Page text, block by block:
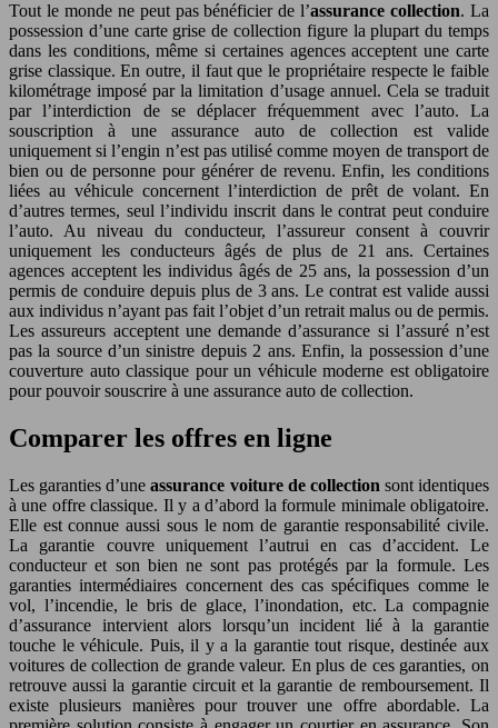
Tout le monde ne peut pas bénéficier de l’assurance collection. La
possession d’une carte grise de collection figure la plupart du temps
dans les conditions, même si certaines agences acceptent une carte
grise classique. En outre, il faut que le propriétaire respecte le faible
kilométrage imposé par la limitation d’usage annuel. Cela se traduit
par l’interdiction de se déplacer fréquemment avec l’auto. La
souscription à une assurance auto de collection est valide
uniquement si l’engin n’est pas utilisé comme moyen de transport de
bien ou de personne pour générer de revenu. Enfin, les conditions
liées au véhicule concernent l’interdiction de prêt de volant. En
d’autres termes, seul l’individu inscrit dans le contrat peut conduire
l’auto. Au niveau du conducteur, l’assureur consent à couvrir
uniquement les conducteurs âgés de plus de 21 ans. Certaines
agences acceptent les individus âgés de 25 ans, la possession d’un
permis de conduire depuis plus de 3 ans. Le contrat est valide aussi
aux individus n’ayant pas fait l’objet d’un retrait malus ou de permis.
Les assureurs acceptent une demande d’assurance si l’assuré n’est
pas la source d’un sinistre depuis 2 ans. Enfin, la possession d’une
couverture auto classique pour un véhicule moderne est obligatoire
pour pouvoir souscrire à une assurance auto de collection.
Comparer les offres en ligne
Les garanties d’uneassurance voiture de collection sont identiques
à une offre classique. Il y a d’abord la formule minimale obligatoire.
Elle est connue aussi sous le nom de garantie responsabilité civile.
La garantie couvre uniquement l’autrui en cas d’accident. Le
conducteur et son bien ne sont pas protégés par la formule. Les
garanties intermédiaires concernent des cas spécifiques comme le
vol, l’incendie, le bris de glace, l’inondation, etc. La compagnie
d’assurance intervient alors lorsqu’un incident lié à la garantie
touche le véhicule. Puis, il y a la garantie tout risque, destinée aux
voitures de collection de grande valeur. En plus de ces garanties, on
retrouve aussi la garantie circuit et la garantie de remboursement. Il
existe plusieurs manières pour trouver une offre abordable. La